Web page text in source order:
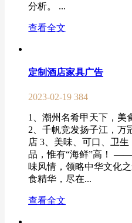
分析。 ...
查看全文
定制酒店家具广告
2023-02-19 384
1、潮州名肴甲天下，
2、千帆竞发扬子江，
店 3、美味、可口、卫
品，惟有“海鲜”高！
味风情，领略中华文化
食精华，尽在...
查看全文